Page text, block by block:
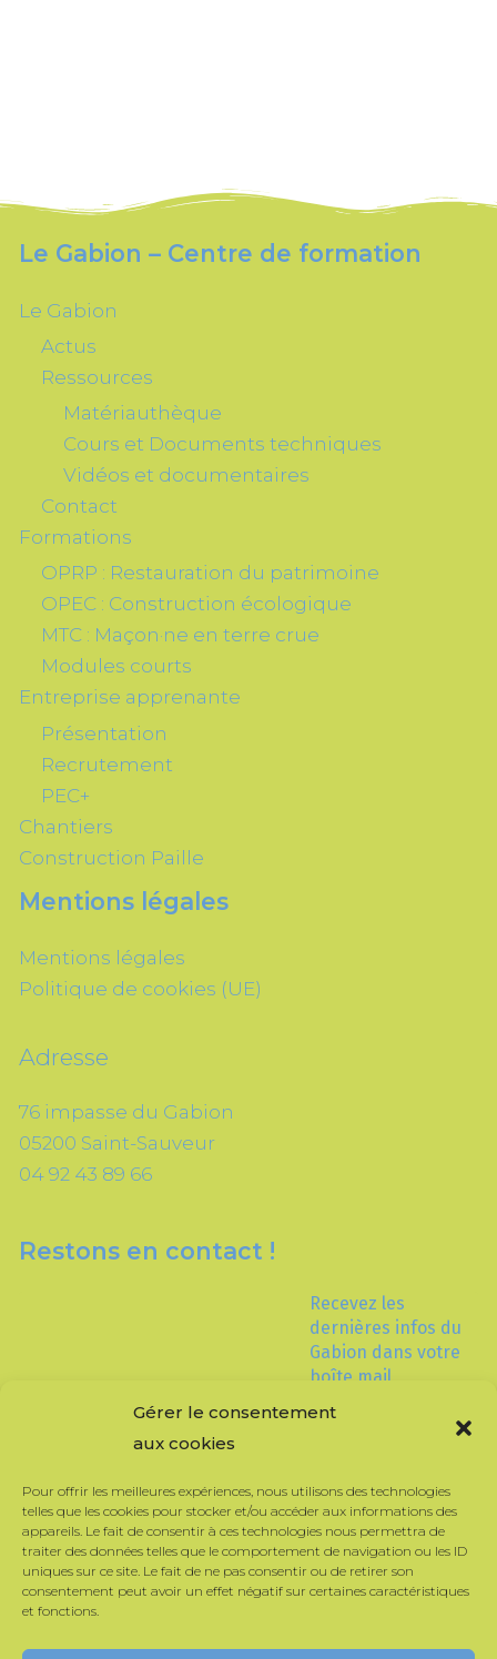
Gérer le consentement
aux cookies
Pour offrir les meilleures expériences, nous utilisons des technologies
telles que les cookies pour stocker et/ou accéder aux informations des
appareils. Le fait de consentir à ces technologies nous permettra de
traiter des données telles que le comportement de navigation ou les ID
uniques sur ce site. Le fait de ne pas consentir ou de retirer son
consentement peut avoir un effet négatif sur certaines caractéristiques
et fonctions.
Le Gabion – Centre de formation
Le Gabion
Actus
Ressources
Matériauthèque
Cours et Documents techniques
Vidéos et documentaires
Contact
Formations
OPRP : Restauration du patrimoine
OPEC : Construction écologique
MTC : Maçon·ne en terre crue
Modules courts
Entreprise apprenante
Présentation
Recrutement
PEC+
Chantiers
Construction Paille
Mentions légales
Mentions légales
Politique de cookies (UE)
Adresse
76 impasse du Gabion
05200 Saint-Sauveur
04 92 43 89 66
Restons en contact !
Recevez les
dernières infos du
Gabion dans votre
boîte mail
Consultez notrepolitique de confidentialitépour plus